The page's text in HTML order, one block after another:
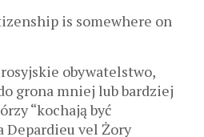
is somewhere on
obywatelstwo,
grona mniej lub bardziej
“kochają być
Depardieu vel Żory